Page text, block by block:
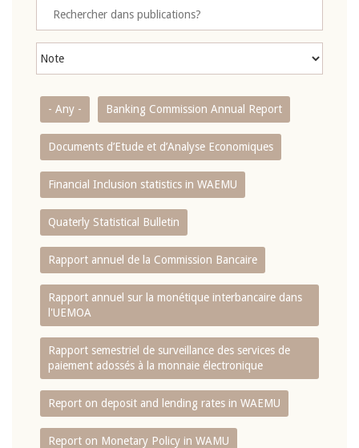
- Any - Banking Commission Annual Report
Documents d’Etude et d’Analyse Economiques
Financial Inclusion statistics in WAEMU
Quaterly Statistical Bulletin
Rapport annuel de la Commission Bancaire
Rapport annuel sur la monétique interbancaire dans
l'UEMOA
Rapport semestriel de surveillance des services de
paiement adossés à la monnaie électronique
Report on deposit and lending rates in WAEMU
Report on Monetary Policy in WAMU